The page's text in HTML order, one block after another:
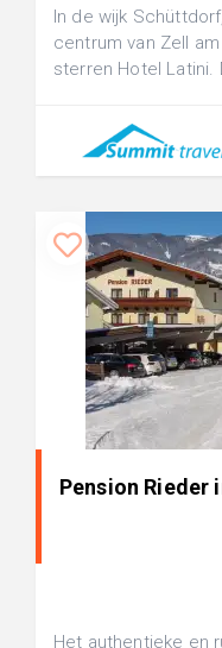
In de wijk
centrum van Zell
sterren Hotel Latini.
Pension Rieder
Het authentieke en